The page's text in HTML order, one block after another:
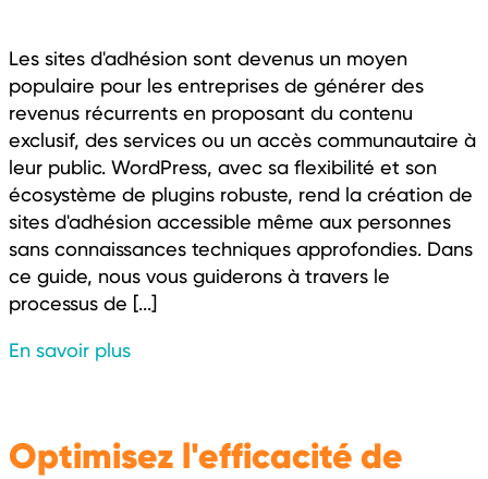
Les sites d'adhésion sont devenus un moyen
populaire pour les entreprises de générer des
revenus récurrents en proposant du contenu
exclusif, des services ou un accès communautaire à
leur public. WordPress, avec sa flexibilité et son
écosystème de plugins robuste, rend la création de
sites d'adhésion accessible même aux personnes
sans connaissances techniques approfondies. Dans
ce guide, nous vous guiderons à travers le
processus de [...]
En savoir plus
Optimisez l'efficacité de